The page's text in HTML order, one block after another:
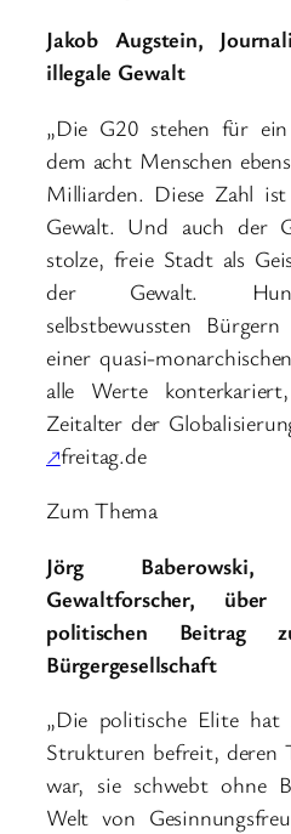
Jakob Augstein,
illegale Gewalt
„Die G20 stehen für
dem acht Menschen
Milliarden. Diese Zahl
Gewalt. Und auch der
stolze, freie Stadt als
der Gewalt.
selbstbewussten
einer quasi-
alle Werte
Zeitalter der
↗freitag.de
Zum Thema
Jörg
Gewaltforscher,
politischen Beitrag
Bürgergesellschaft
„Die politische Elite hat
Strukturen befreit, deren
war, sie schwebt ohne
Welt von